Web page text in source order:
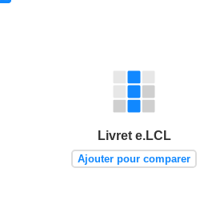
Livret e.LCL
Ajouter pour comparer